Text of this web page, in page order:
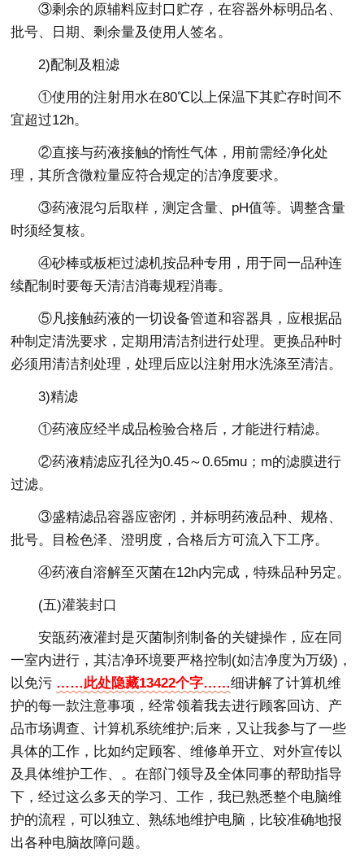
③剩余的原辅料应封口贮存，在容器外标明品名、
批号、日期、剩余量及使用人签名。
2)配制及粗滤
①使用的注射用水在80℃以上保温下其贮存时间不
宜超过12h。
②直接与药液接触的惰性气体，用前需经净化处
理，其所含微粒量应符合规定的洁净度要求。
③药液混匀后取样，测定含量、pH值等。调整含量
时须经复核。
④砂棒或板柜过滤机按品种专用，用于同一品种连
续配制时要每天清洁消毒规程消毒。
⑤凡接触药液的一切设备管道和容器具，应根据品
种制定清洗要求，定期用清洁剂进行处理。更换品种时
必须用清洁剂处理，处理后应以注射用水洗涤至清洁。
3)精滤
①药液应经半成品检验合格后，才能进行精滤。
②药液精滤应孔径为0.45～0.65mu；m的滤膜进行
过滤。
③盛精滤品容器应密闭，并标明药液品种、规格、
批号。目检色泽、澄明度，合格后方可流入下工序。
④药液自溶解至灭菌在12h内完成，特殊品种另定。
(五)灌装封口
安瓿药液灌封是灭菌制剂制备的关键操作，应在同
一室内进行，其洁净环境要严格控制(如洁净度为万级)，
以免污 ……此处隐藏13422个字……细讲解了计算机维
护的每一款注意事项，经常领着我去进行顾客回访、产
品市场调查、计算机系统维护;后来，又让我参与了一些
具体的工作，比如约定顾客、维修单开立、对外宣传以
及具体维护工作、。在部门领导及全体同事的帮助指导
下，经过这么多天的学习、工作，我已熟悉整个电脑维
护的流程，可以独立、熟练地维护电脑，比较准确地报
出各种电脑故障问题。